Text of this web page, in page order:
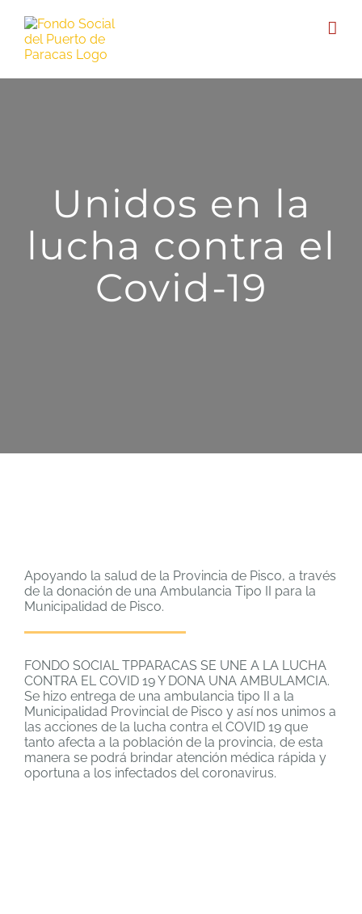
Unidos en la
lucha contra el
Covid-19
Apoyando la salud de la Provincia de Pisco, a través
de la donación de una Ambulancia Tipo II para la
Municipalidad de Pisco.
FONDO SOCIAL TPPARACAS SE UNE A LA LUCHA
CONTRA EL COVID 19 Y DONA UNA AMBULAMCIA.
Se hizo entrega de una ambulancia tipo II a la
Municipalidad Provincial de Pisco y así nos unimos a
las acciones de la lucha contra el COVID 19 que
tanto afecta a la población de la provincia, de esta
manera se podrá brindar atención médica rápida y
oportuna a los infectados del coronavirus.